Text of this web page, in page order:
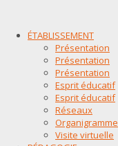
ÉTABLISSEMENT
Présentation
Présentation
Présentation
Esprit éducatif
Esprit éducatif
Réseaux
Organigramme
Visite virtuelle